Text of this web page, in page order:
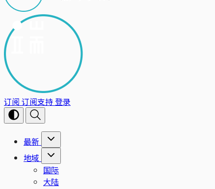
订阅 订阅支持登录
最新
地域
国际
大陆